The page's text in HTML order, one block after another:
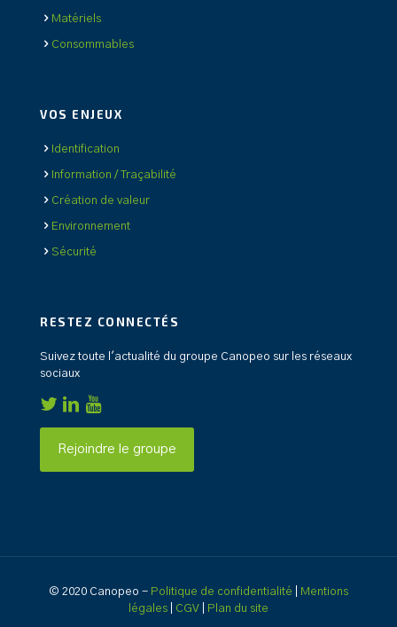
Matériels
Consommables
VOS ENJEUX
Identification
Information / Traçabilité
Création de valeur
Environnement
Sécurité
RESTEZ CONNECTÉS
Suivez toute l'actualité du groupe Canopeo sur les réseaux
sociaux
Rejoindre le groupe
© 2020 Canopeo - Politique de confidentialité
Mentions
légales
CGV Plan du site